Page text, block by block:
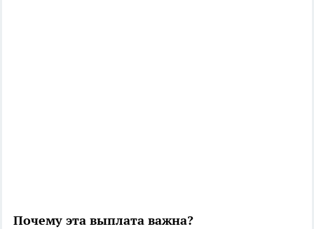
Почему эта выплата важна?